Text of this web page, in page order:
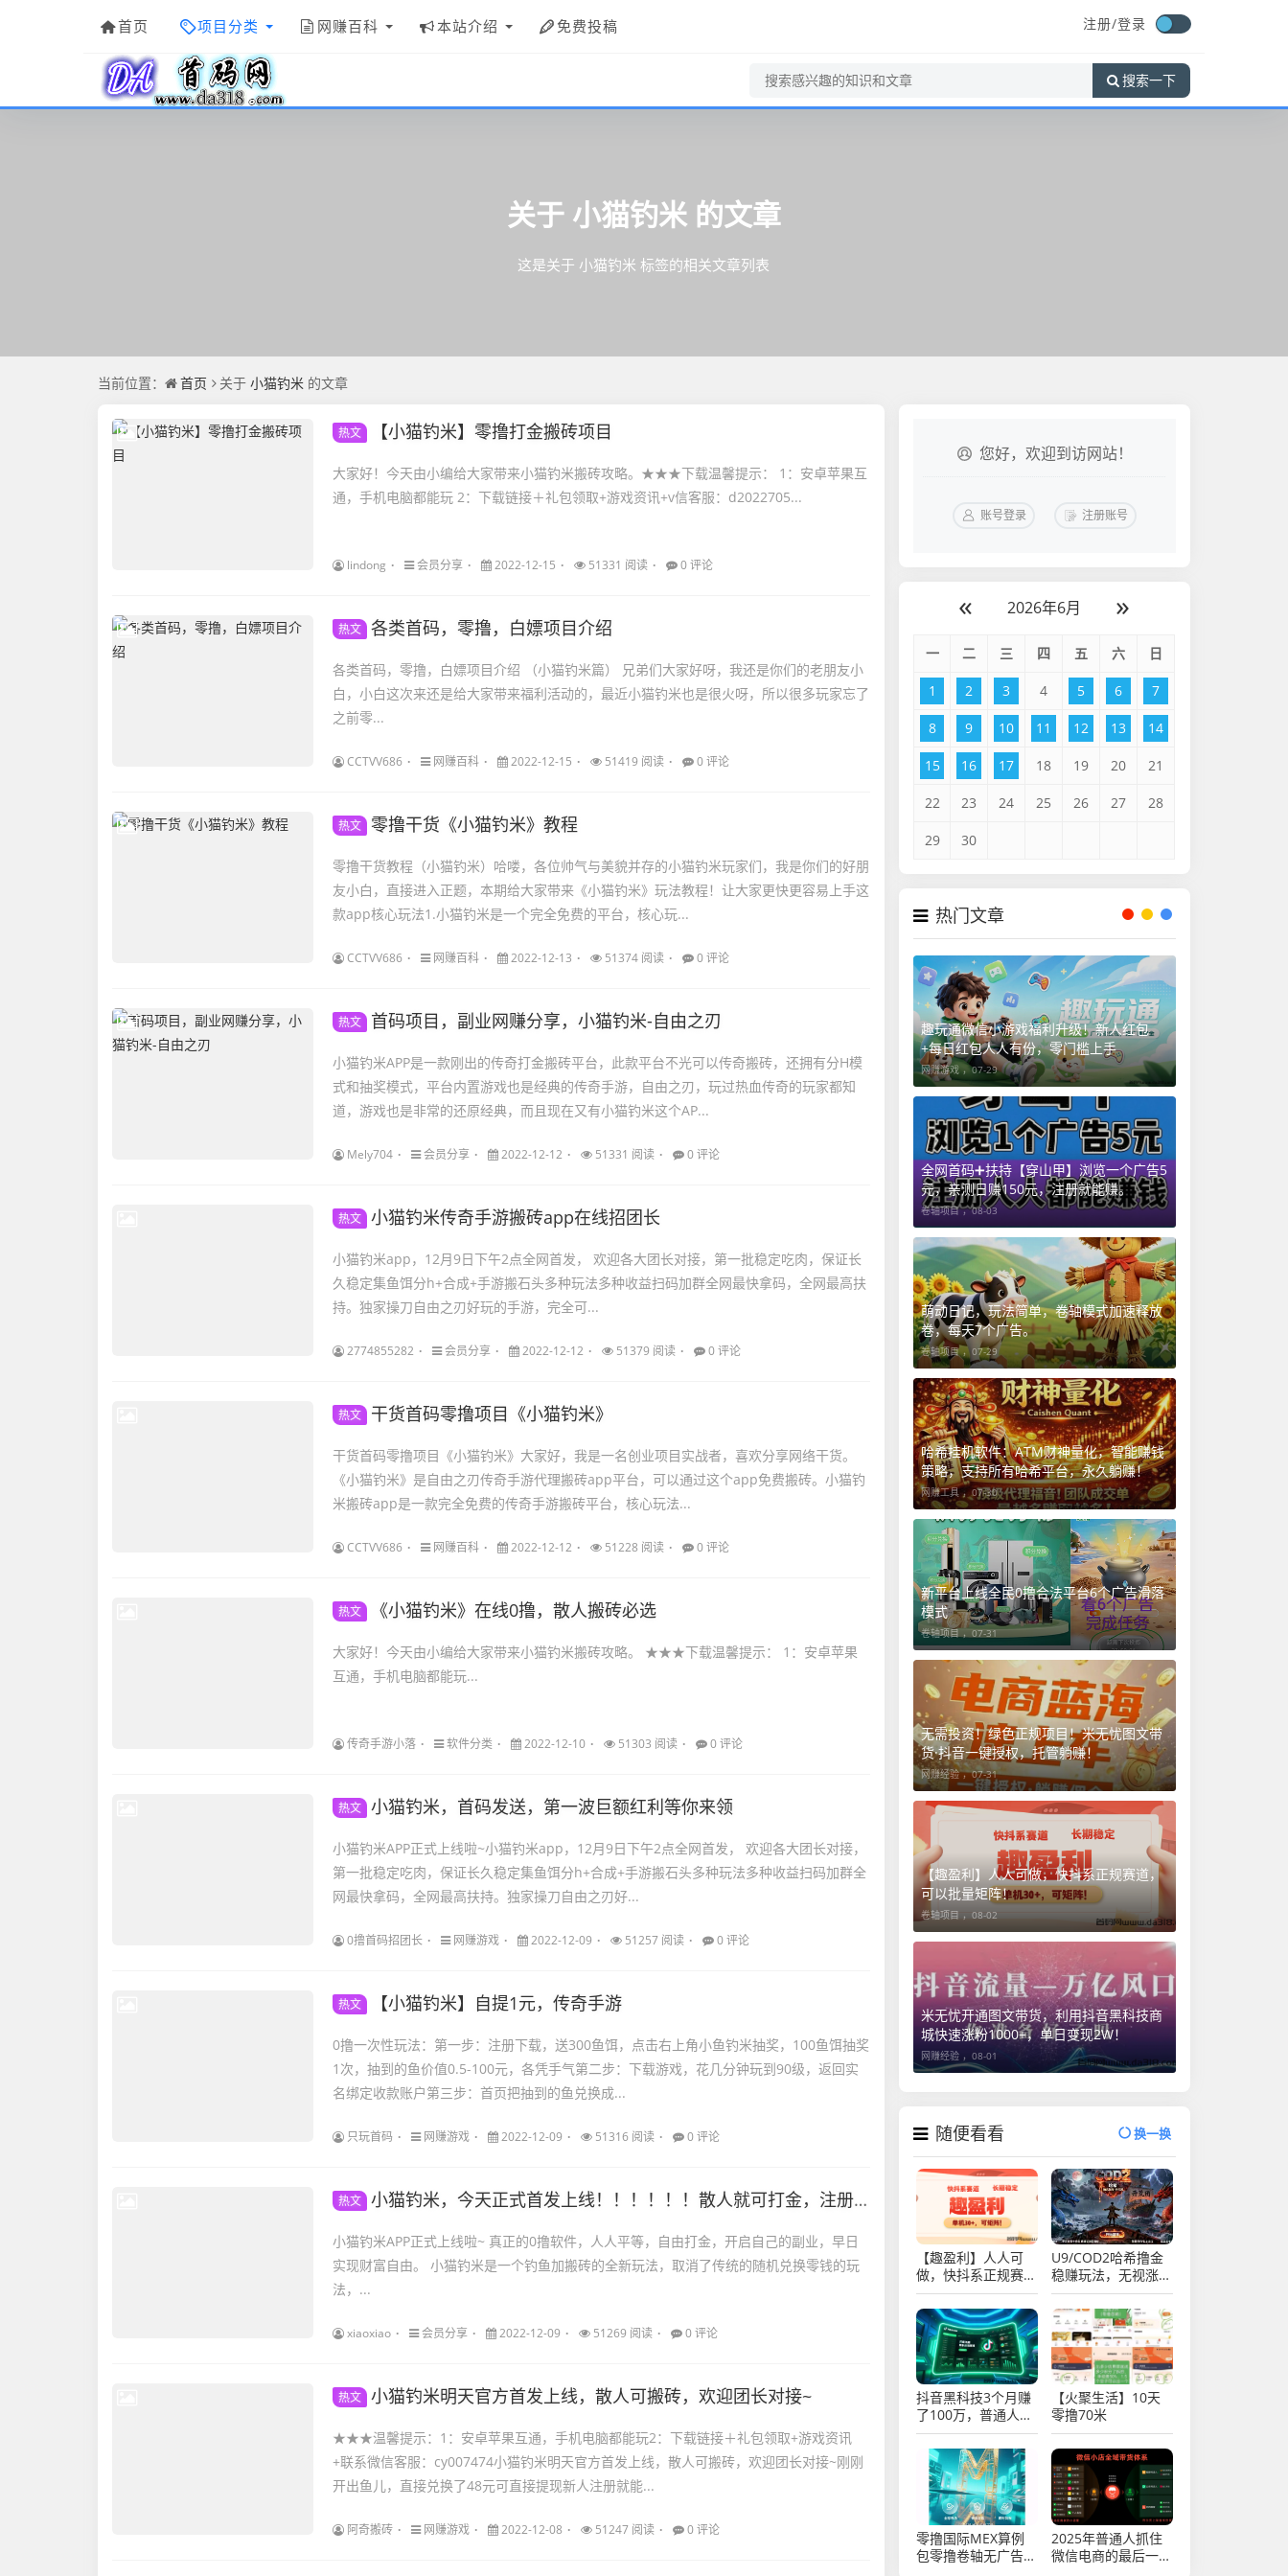
首页 项目分类 网赚百科 本站介绍 免费投稿 注册/登录
搜索一下
关于 小猫钓米 的文章
这是关于 小猫钓米 标签的相关文章列表
当前位置： 首页 关于 小猫钓米 的文章
热文 【小猫钓米】零撸打金搬砖项目
大家好！今天由小编给大家带来小猫钓米搬砖攻略。★★★下载温馨提示： 1：安卓苹果互
通，手机电脑都能玩 2：下载链接＋礼包领取+游戏资讯+v信客服：d2022705...
lindong 会员分享 2022-12-15 51331 阅读 0 评论
热文 各类首码，零撸，白嫖项目介绍
各类首码，零撸，白嫖项目介绍 （小猫钓米篇） 兄弟们大家好呀，我还是你们的老朋友小
白，小白这次来还是给大家带来福利活动的，最近小猫钓米也是很火呀，所以很多玩家忘了
之前零...
CCTVV686 网赚百科 2022-12-15 51419 阅读 0 评论
热文 零撸干货《小猫钓米》教程
零撸干货教程（小猫钓米）哈喽，各位帅气与美貌并存的小猫钓米玩家们，我是你们的好朋
友小白，直接进入正题，本期给大家带来《小猫钓米》玩法教程！让大家更快更容易上手这
款app核心玩法1.小猫钓米是一个完全免费的平台，核心玩...
CCTVV686 网赚百科 2022-12-13 51374 阅读 0 评论
热文 首码项目，副业网赚分享，小猫钓米-自由之刃
小猫钓米APP是一款刚出的传奇打金搬砖平台，此款平台不光可以传奇搬砖，还拥有分H模
式和抽奖模式，平台内置游戏也是经典的传奇手游，自由之刃，玩过热血传奇的玩家都知
道，游戏也是非常的还原经典，而且现在又有小猫钓米这个AP...
Mely704 会员分享 2022-12-12 51331 阅读 0 评论
热文 小猫钓米传奇手游搬砖app在线招团长
小猫钓米app，12月9日下午2点全网首发， 欢迎各大团长对接，第一批稳定吃肉，保证长
久稳定集鱼饵分h+合成+手游搬石头多种玩法多种收益扫码加群全网最快拿码，全网最高扶
持。独家操刀自由之刃好玩的手游，完全可...
2774855282 会员分享 2022-12-12 51379 阅读 0 评论
热文 干货首码零撸项目《小猫钓米》
干货首码零撸项目《小猫钓米》大家好，我是一名创业项目实战者，喜欢分享网络干货。
《小猫钓米》是自由之刃传奇手游代理搬砖app平台，可以通过这个app免费搬砖。小猫钓
米搬砖app是一款完全免费的传奇手游搬砖平台，核心玩法...
CCTVV686 网赚百科 2022-12-12 51228 阅读 0 评论
热文 《小猫钓米》在线0撸，散人搬砖必选
大家好！今天由小编给大家带来小猫钓米搬砖攻略。 ★★★下载温馨提示： 1：安卓苹果
互通，手机电脑都能玩...
传奇手游小落 软件分类 2022-12-10 51303 阅读 0 评论
热文 小猫钓米，首码发送，第一波巨额红利等你来领
小猫钓米APP正式上线啦~小猫钓米app，12月9日下午2点全网首发， 欢迎各大团长对接，
第一批稳定吃肉，保证长久稳定集鱼饵分h+合成+手游搬石头多种玩法多种收益扫码加群全
网最快拿码，全网最高扶持。独家操刀自由之刃好...
0撸首码招团长 网赚游戏 2022-12-09 51257 阅读 0 评论
热文 【小猫钓米】自提1元，传奇手游
0撸一次性玩法：第一步：注册下载，送300鱼饵，点击右上角小鱼钓米抽奖，100鱼饵抽奖
1次，抽到的鱼价值0.5-100元，各凭手气第二步：下载游戏，花几分钟玩到90级，返回实
名绑定收款账户第三步：首页把抽到的鱼兑换成...
只玩首码 网赚游戏 2022-12-09 51316 阅读 0 评论
热文 小猫钓米，今天正式首发上线！！！！！！散人就可打金，注册就有300鱼饵，欢迎团长找我对接！！！！！！
小猫钓米APP正式上线啦~ 真正的0撸软件，人人平等，自由打金，开启自己的副业，早日
实现财富自由。 小猫钓米是一个钓鱼加搬砖的全新玩法，取消了传统的随机兑换零钱的玩
法，...
xiaoxiao 会员分享 2022-12-09 51269 阅读 0 评论
热文 小猫钓米明天官方首发上线，散人可搬砖，欢迎团长对接~
★★★温馨提示：1：安卓苹果互通，手机电脑都能玩2：下载链接＋礼包领取+游戏资讯
+联系微信客服：cy007474小猫钓米明天官方首发上线，散人可搬砖，欢迎团长对接~刚刚
开出鱼儿，直接兑换了48元可直接提现新人注册就能...
阿奇搬砖 网赚游戏 2022-12-08 51247 阅读 0 评论
您好，欢迎到访网站！
账号登录 注册账号
« 2026年6月 »
一 二 三 四 五 六 日
1 2 3 4 5 6 7
8 9 10 11 12 13 14
15 16 17 18 19 20 21
22 23 24 25 26 27 28
29 30
热门文章
趣玩通微信小游戏福利升级！新人红包
+每日红包人人有份，零门槛上手
网赚游戏 ，07-29
全网首码➕扶持【穿山甲】浏览一个广告5
元，亲测日赚150元，注册就能赚。
卷轴项目 ，08-03
萌动日记，玩法简单，卷轴模式加速释放
卷，每天7个广告。
卷轴项目 ，07-29
哈希挂机软件：ATM财神量化，智能赚钱
策略，支持所有哈希平台，永久躺赚！
网赚工具 ，07-30
新平台上线全民0撸合法平台6个广告滑落
模式
卷轴项目 ， 07-31
无需投资！绿色正规项目！米无忧图文带
货·抖音一键授权，托管躺赚！
网赚经验 ，07-31
【趣盈利】人人可做，快抖系正规赛道，
可以批量矩阵！
卷轴项目 ， 08-02
米无忧开通图文带货，利用抖音黑科技商
城快速涨粉1000+，单日变现2W！
网赚经验 ， 08-01
随便看看 换一换
【趣盈利】人人可
做，快抖系正规赛
道，可以批量矩阵！
U9/COD2哈希撸金
稳赚玩法，无视涨跌
每天润trx，实操教
程！
抖音黑科技3个月赚
了100万，普通人逆
袭的机会，你抓住了
吗？
【火聚生活】10天
零撸70米
零撸国际MEX算例
包零撸卷轴无广告
2025年普通人抓住
微信电商的最后一次